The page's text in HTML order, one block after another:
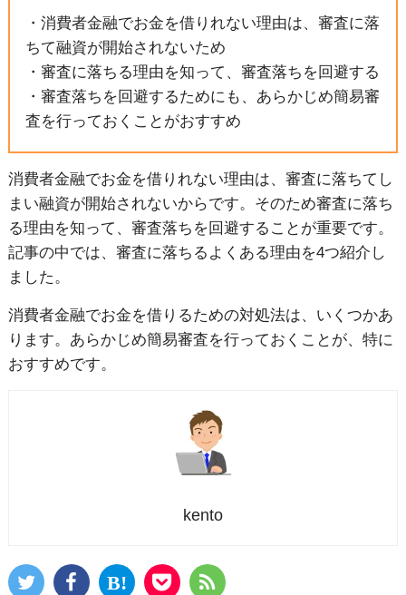
・消費者金融でお金を借りれない理由は、審査に落
ちて融資が開始されないため
・審査に落ちる理由を知って、審査落ちを回避する
・審査落ちを回避するためにも、あらかじめ簡易審
査を行っておくことがおすすめ
消費者金融でお金を借りれない理由は、審査に落ちてし
まい融資が開始されないからです。そのため審査に落ち
る理由を知って、審査落ちを回避することが重要です。
記事の中では、審査に落ちるよくある理由を4つ紹介し
ました。
消費者金融でお金を借りるための対処法は、いくつかあ
ります。あらかじめ簡易審査を行っておくことが、特に
おすすめです。
kento